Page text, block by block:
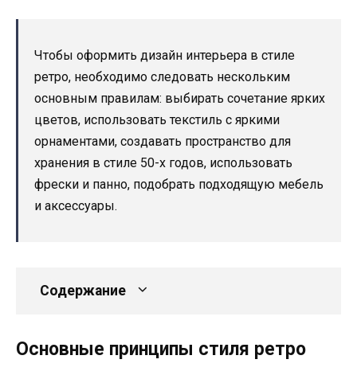
Чтобы оформить дизайн интерьера в стиле
ретро, необходимо следовать нескольким
основным правилам: выбирать сочетание ярких
цветов, использовать текстиль с яркими
орнаментами, создавать пространство для
хранения в стиле 50-х годов, использовать
фрески и панно, подобрать подходящую мебель
и аксессуары.
Содержание
Основные принципы стиля ретро